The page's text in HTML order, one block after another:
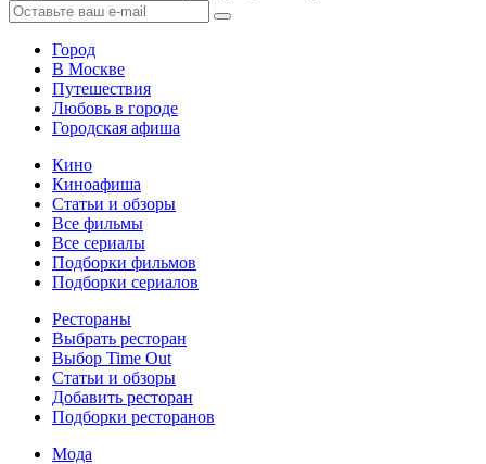
Город
В Москве
Путешествия
Любовь в городе
Городская афиша
Кино
Киноафиша
Статьи и обзоры
Все фильмы
Все сериалы
Подборки фильмов
Подборки сериалов
Рестораны
Выбрать ресторан
Выбор Time Out
Статьи и обзоры
Добавить ресторан
Подборки ресторанов
Мода